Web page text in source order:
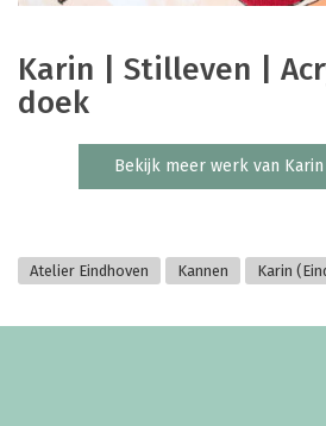
Karin | Stilleven |
doek
Bekijk meer werk van
Atelier Eindhoven Kannen Karin